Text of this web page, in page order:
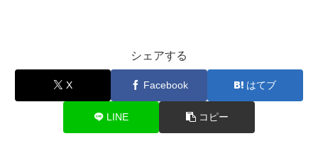
シェアする
X Facebook はてブ
LINE コピー